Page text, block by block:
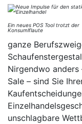
Ein neues POS Tool trotzt der
Konsumlflaute
ganze
Nirgendwo
Sale – sind Sie
unschlagbare